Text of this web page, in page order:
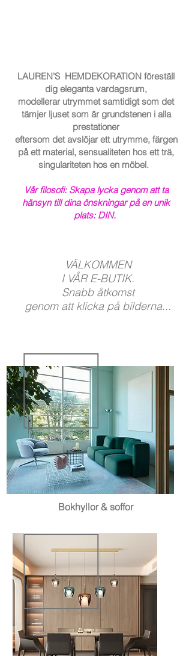
LAUREN'S HEMDEKORATION föreställ
dig eleganta vardagsrum,
modellerar utrymmet samtidigt som det
tämjer ljuset som är grundstenen i alla
prestationer
eftersom det avslöjar ett utrymme, färgen
på ett material, sensualiteten hos ett trä,
singulariteten hos en möbel.
Vår filosofi: Skapa lycka genom att ta
hänsyn till dina önskningar på en unik
plats: DIN.
VÄLKOMMEN
I VÅR E-BUTIK.
Snabb åtkomst
genom att klicka på bilderna...
Bokhyllor & soffor